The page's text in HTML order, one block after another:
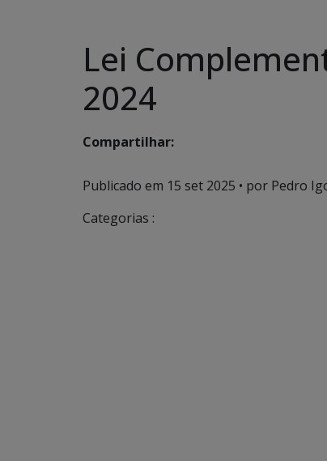
Lei
2024
Compartilhar:
Publicado em 15 set 2025 • por Pedro
Categorias :